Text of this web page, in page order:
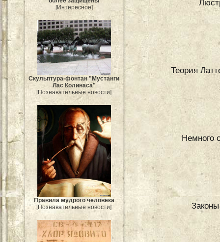
[Интересное]
Скульптура-фонтан "Мустанги
Лас Колинаса"
[Познавательные новости]
Правила мудрого человека
[Познавательные новости]
Теория
Немного